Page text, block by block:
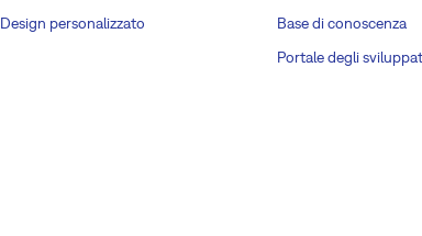
Design personalizzato
Base di conoscenza
Portale degli